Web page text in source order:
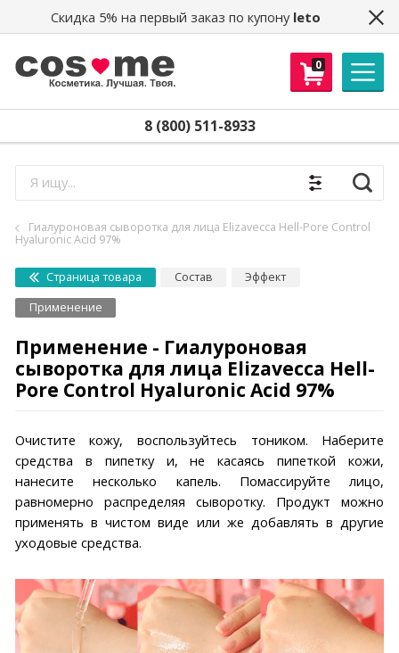
Скидка 5% на первый заказ по купону leto
0
8 (800) 511-8933
Найти
Гиалуроновая сыворотка для лица Elizavecca Hell-Pore Control
Hyaluronic Acid 97%
Страница товара Состав
Эффект
Применение
Применение - Гиалуроновая
сыворотка для лица Elizavecca Hell-
Pore Control Hyaluronic Acid 97%
Очистите кожу, воспользуйтесь тоником. Наберите
средства в пипетку и, не касаясь пипеткой кожи,
нанесите несколько капель. Помассируйте лицо,
равномерно распределяя сыворотку. Продукт можно
применять в чистом виде или же добавлять в другие
уходовые средства.